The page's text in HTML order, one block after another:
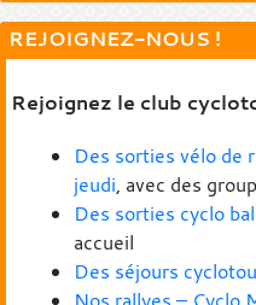
REJOIGNEZ-NOUS !
Rejoignez le club
Des sorties vélo de
jeudi, avec des
Des sorties cyclo
accueil
Des séjours